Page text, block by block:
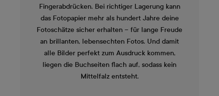
Fingerabdrücken. Bei richtiger Lagerung kann
das Fotopapier mehr als hundert Jahre deine
Fotoschätze sicher erhalten – für lange Freude
an brillanten, lebensechten Fotos. Und damit
alle Bilder perfekt zum Ausdruck kommen,
liegen die Buchseiten flach auf, sodass kein
Mittelfalz entsteht.